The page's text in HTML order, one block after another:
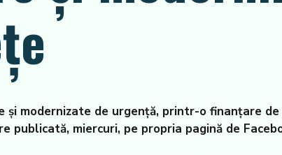
modernizate de urgență, printr-o finanțare
miercuri, pe propria pagină de